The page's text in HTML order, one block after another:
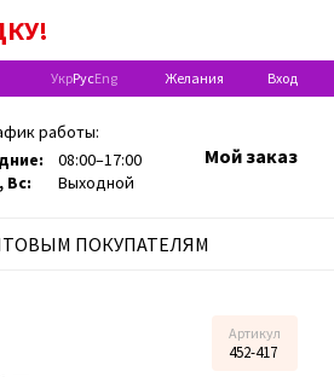
УкрРусEng Желания Вход
работы:
08:00–17:00
Вс:
Выходной
Мой заказ
ПОКУПАТЕЛЯМ
Артикул
452-417